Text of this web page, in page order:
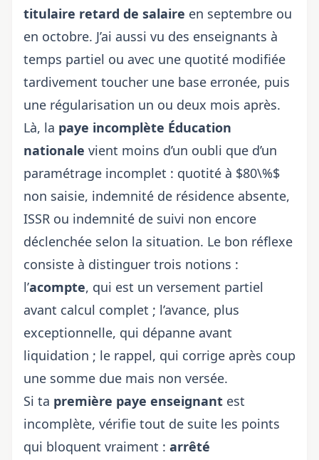
titulaire retard de salaire en septembre ou
en octobre. J’ai aussi vu des enseignants à
temps partiel ou avec une quotité modifiée
tardivement toucher une base erronée, puis
une régularisation un ou deux mois après.
Là, la paye incomplète Éducation
nationale vient moins d’un oubli que d’un
paramétrage incomplet : quotité à $80\%$
non saisie, indemnité de résidence absente,
ISSR ou indemnité de suivi non encore
déclenchée selon la situation. Le bon réflexe
consiste à distinguer trois notions :
l’acompte, qui est un versement partiel
avant calcul complet ; l’avance, plus
exceptionnelle, qui dépanne avant
liquidation ; le rappel, qui corrige après coup
une somme due mais non versée.
Si ta première paye enseignant est
incomplète, vérifie tout de suite les points
qui bloquent vraiment : arrêté